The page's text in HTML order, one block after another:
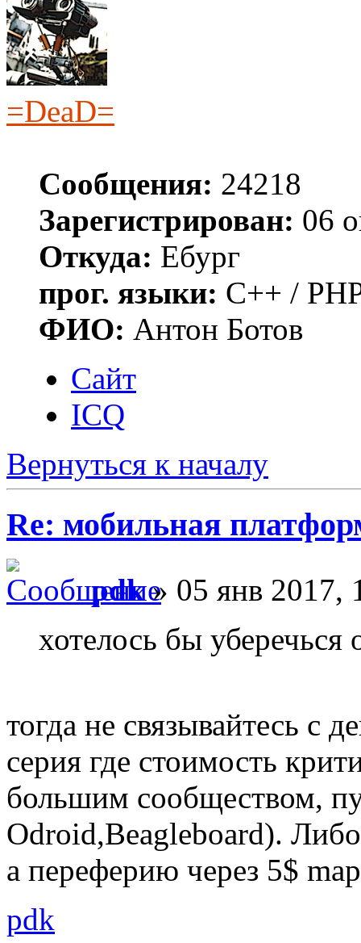
=DeaD=
Сообщения: 24218
Зарегистрирован: 06
Откуда: Ебург
прог. языки: C++ /
ФИО: Антон Ботов
Сайт
ICQ
Вернуться к началу
Re: мобильная
pdk» 05 янв 2017,
хотелось бы уберечься
тогда не связывайтесь
серия где стоимость
большим сообществом,
Odroid,Beagleboard).
а переферию через 5$
pdk